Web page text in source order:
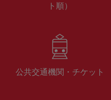
ト順）
公共交通機関・チケット